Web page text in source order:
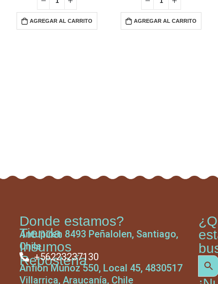
AGREGAR AL CARRITO AGREGAR AL CARRITO
Tienda
Insumos
Repostería
Donde estamos?
Antupiren 8493 Peñalolen, Santiago,
Chile
+56223237130
Anfión Muñoz 550, Local 45, 4830517
Villarrica, Araucanía, Chile